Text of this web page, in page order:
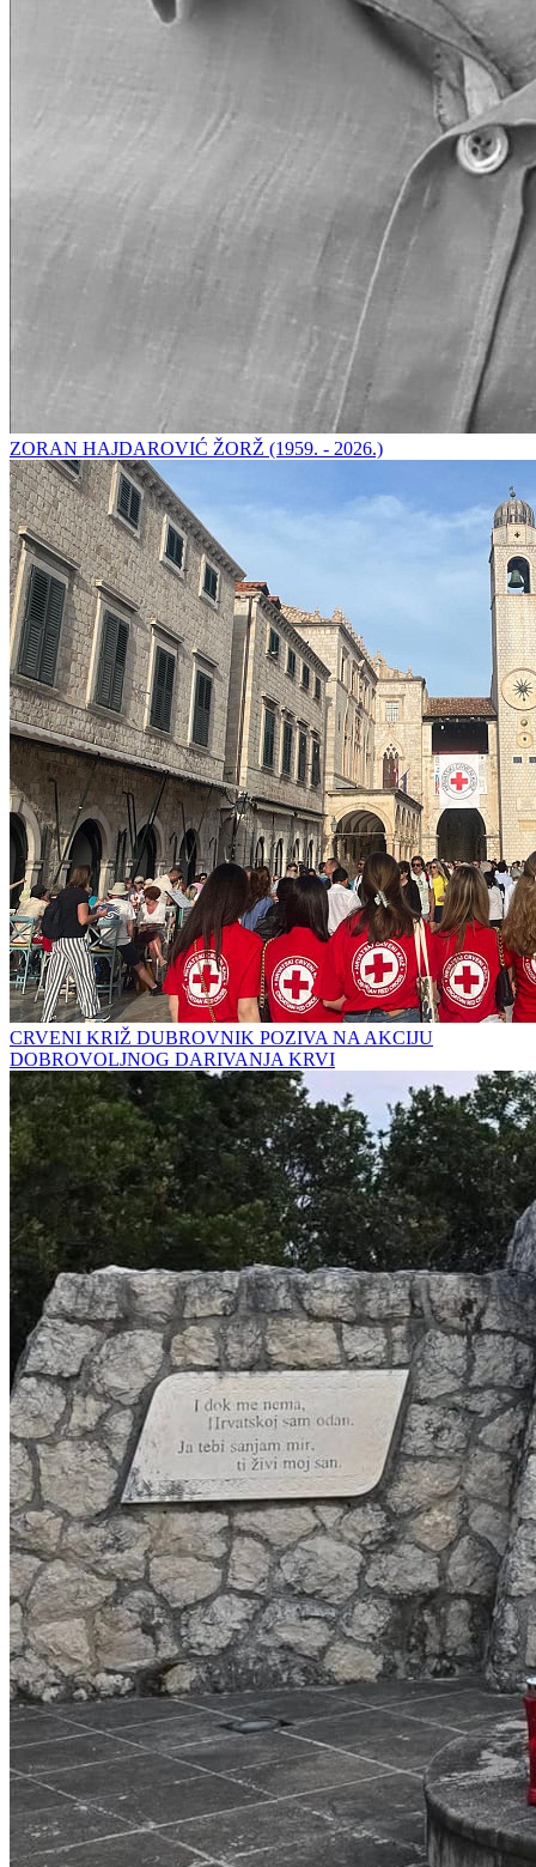
ZORAN HAJDAROVIĆ ŽORŽ (1959. - 2026.)
CRVENI KRIŽ DUBROVNIK POZIVA NA AKCIJU
DOBROVOLJNOG DARIVANJA KRVI